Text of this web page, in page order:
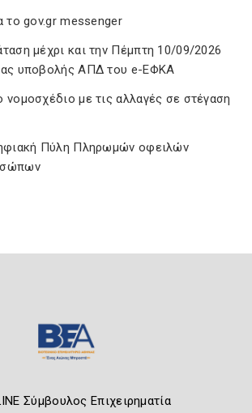
το gov.gr messenger
μέχρι και την Πέμπτη 10/09/2026
υποβολής ΑΠΔ του e-ΕΦΚΑ
νομοσχέδιο με τις αλλαγές σε στέγαση
Πύλη Πληρωμών οφειλών
Σύμβουλος Επιχειρηματία